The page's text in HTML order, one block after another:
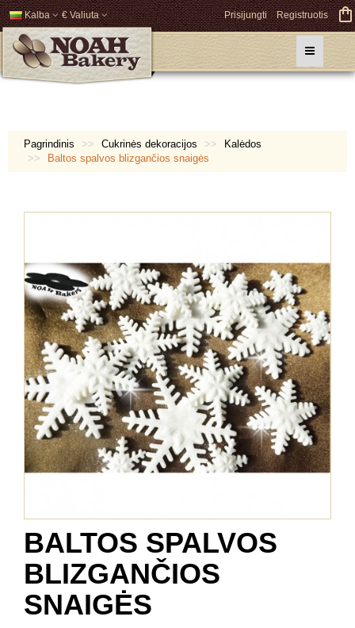
Kalba € Valiuta Prisijungti Registruotis
Pagrindinis Cukrinės dekoracijos
Kalėdos
Baltos spalvos blizgančios snaigės
BALTOS SPALVOS
BLIZGANČIOS
SNAIGĖS